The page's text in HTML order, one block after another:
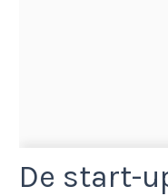
De start-